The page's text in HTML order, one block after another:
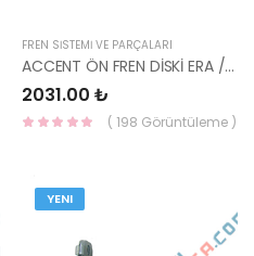
FREN SİSTEMİ VE PARÇALARI
ACCENT ÖN FREN DİSKİ ERA /RIO 06-12 /İ20 08-11/ 256-4 mm TEK 51712-1G000-KORE
2031.00 ₺
( 198 Görüntüleme )
YENI